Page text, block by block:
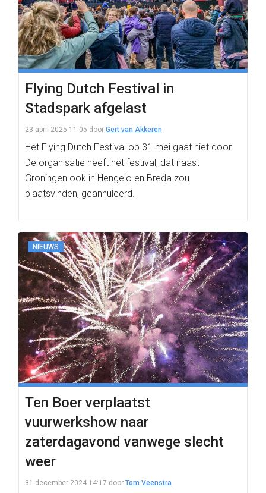
Flying Dutch Festival in
Stadspark afgelast
23 april 2025 11:05 door Gert van Akkeren
Het Flying Dutch Festival op 31 mei gaat niet door.
De organisatie heeft het festival, dat naast
Groningen ook in Hengelo en Breda zou
plaatsvinden, geannuleerd.
NIEUWS
Ten Boer verplaatst
vuurwerkshow naar
zaterdagavond vanwege slecht
weer
31 december 2024 14:17 door Tom Veenstra